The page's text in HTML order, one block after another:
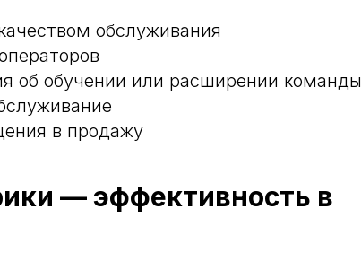
обслуживания
об обучении или расширении команды
в продажу
— эффективность в